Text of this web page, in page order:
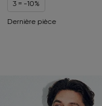
3 = -10%
Dernière pièce